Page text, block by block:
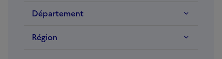
Département
Région